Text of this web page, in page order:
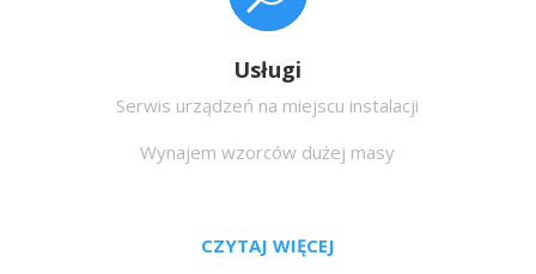
Usługi
Serwis urządzeń na miejscu instalacji
Wynajem wzorców dużej masy
CZYTAJ WIĘCEJ